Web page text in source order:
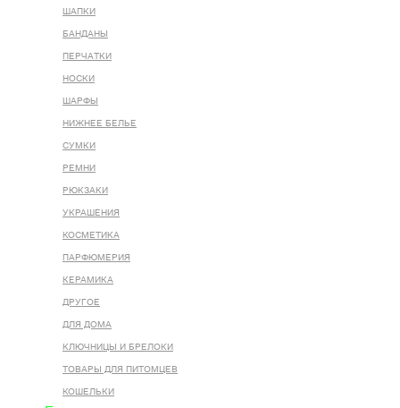
ШАПКИ
БАНДАНЫ
ПЕРЧАТКИ
НОСКИ
ШАРФЫ
НИЖНЕЕ БЕЛЬЕ
СУМКИ
РЕМНИ
РЮКЗАКИ
УКРАШЕНИЯ
КОСМЕТИКА
ПАРФЮМЕРИЯ
КЕРАМИКА
ДРУГОЕ
ДЛЯ ДОМА
КЛЮЧНИЦЫ И БРЕЛОКИ
ТОВАРЫ ДЛЯ ПИТОМЦЕВ
КОШЕЛЬКИ